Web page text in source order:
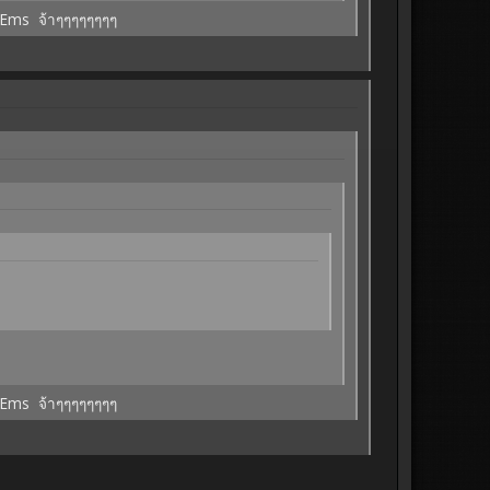
จ้าๆๆๆๆๆๆๆๆ
จ้าๆๆๆๆๆๆๆๆ